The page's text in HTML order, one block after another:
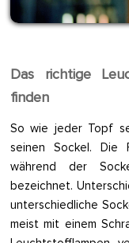
Das richtige
finden
So wie jeder Topf
seinen Sockel. Die
während der
bezeichnet.
unterschiedliche
meist mit einem